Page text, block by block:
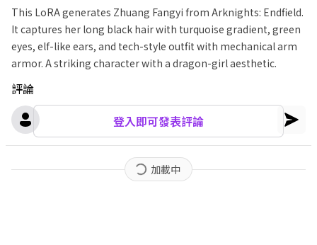
This LoRA generates Zhuang Fangyi from Arknights: Endfield.
It captures her long black hair with turquoise gradient, green
eyes, elf-like ears, and tech-style outfit with mechanical arm
armor. A striking character with a dragon-girl aesthetic.
評論
登入即可發表評論
加載中